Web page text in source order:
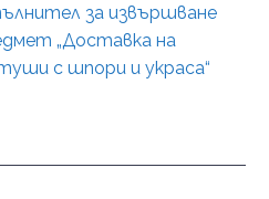
за извършване
„Доставка на
с шпори и украса“